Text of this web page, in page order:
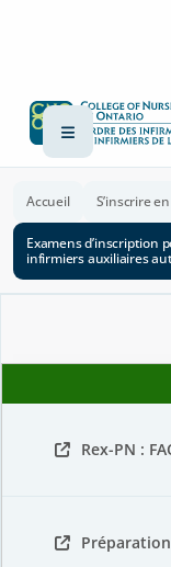
Accueil S’inscrire
Examens d’inscription
infirmiers auxiliaires
Rex-PN :